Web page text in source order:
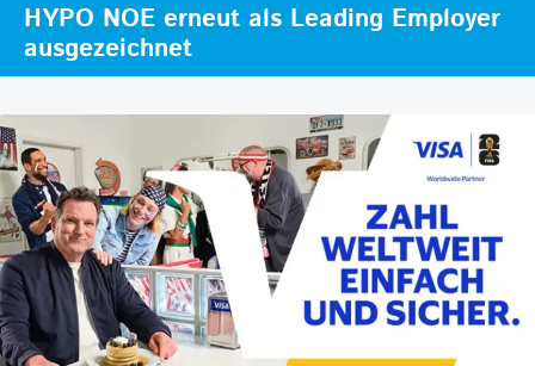
HYPO NOE erneut als Leading Employer
ausgezeichnet